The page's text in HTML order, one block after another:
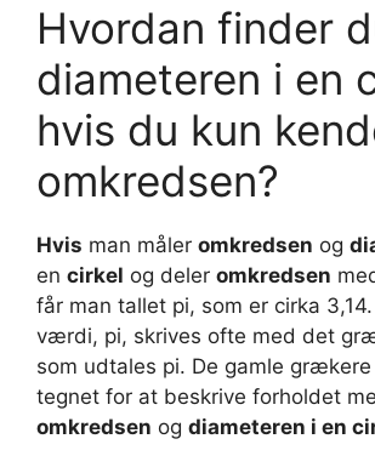
Hvordan finder
diameteren i en
hvis du kun
omkredsen?
Hvis man måler omkredsen og
en cirkel og deler omkredsen
får man tallet pi, som er cirka
værdi, pi, skrives ofte med det
som udtales pi. De gamle
tegnet for at beskrive forholdet
omkredsen og diameteren i en